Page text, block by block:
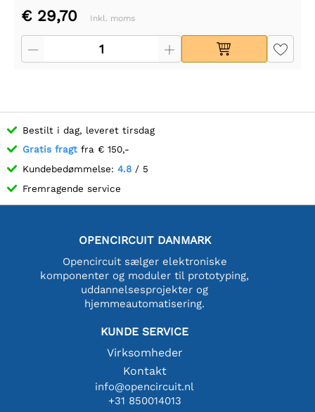
€ 29,70 Inkl. moms
Bestilt i dag, leveret tirsdag
Gratis fragt fra € 150,-
Kundebedømmelse: 4.8 / 5
Fremragende service
OPENCIRCUIT DANMARK
Opencircuit sælger elektroniske
komponenter og moduler til prototyping,
uddannelsesprojekter og
hjemmeautomatisering.
KUNDE SERVICE
Virksomheder
Kontakt
info@opencircuit.nl
+31 850014013